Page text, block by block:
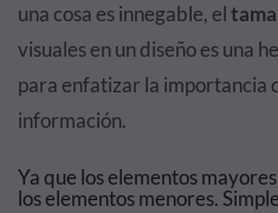
una cosa es innegable, el
visuales en un diseño es una
para enfatizar la importancia
información.
Ya que los elementos
los elementos menores.